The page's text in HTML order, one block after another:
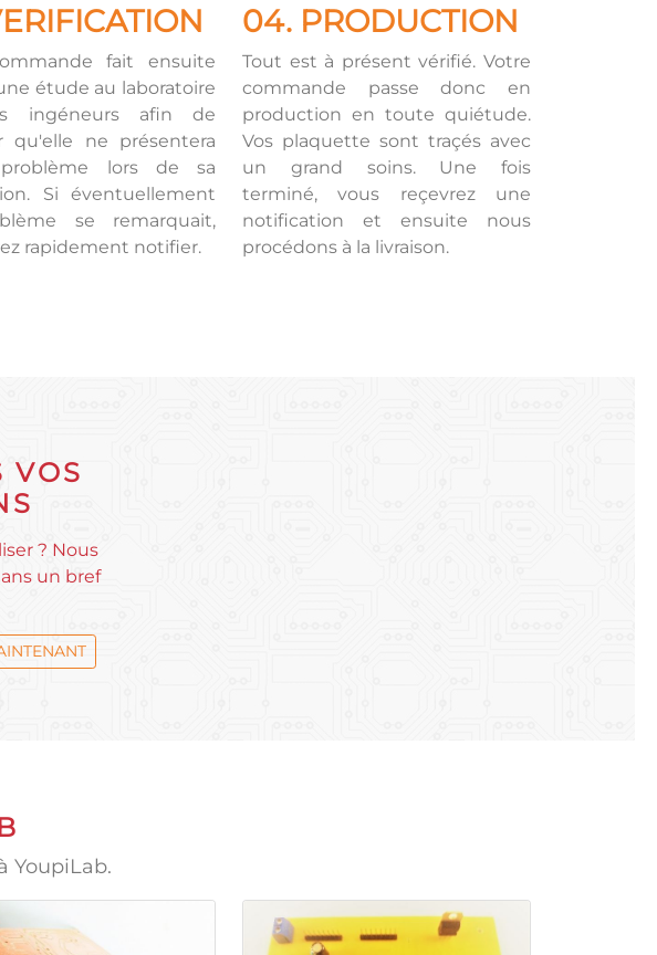
fait ensuite
étude au laboratoire
ingéneurs afin de
qu'elle ne présentera
lors de sa
Si éventuellement
se remarquait,
rapidement notifier.
04. PRODUCTION
Tout est à présent vérifié. Votre
commande passe donc en
production en toute quiétude.
Vos plaquette sont traçés avec
un grand soins. Une fois
terminé, vous reçevrez une
notification et ensuite nous
procédons à la livraison.
VOS
? Nous
un bref
YoupiLab.